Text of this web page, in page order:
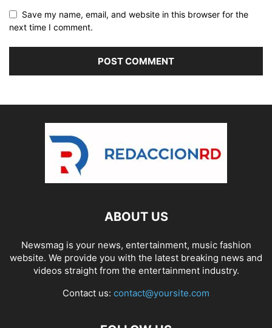
Save my name, email, and website in this browser for the
next time I comment.
ABOUT US
Newsmag is your news, entertainment, music fashion
website. We provide you with the latest breaking news and
videos straight from the entertainment industry.
Contact us: contact@yoursite.com